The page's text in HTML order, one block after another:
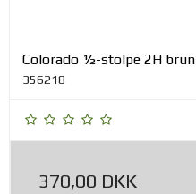
Colorado ½-stolpe 2H brun
356218
370,00 DKK